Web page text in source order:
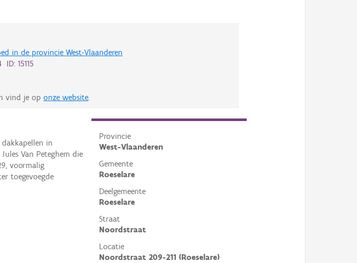
in de provincie West-Vlaanderen
15115
vind je oponze website.
Provincie
West-Vlaanderen
Gemeente
Roeselare
Deelgemeente
Roeselare
Straat
Noordstraat
Locatie
Noordstraat 209-211 (Roeselare)
in
Van Peteghem die
voormalig
toegevoegde